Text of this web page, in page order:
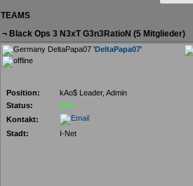
TEAMS
¬ Black Ops 3 N3xT G3n3RatioN (5 Mitglieder)
DeltaPapa07 'DeltaPapa07'
Position:
kAo$ Leader, Admin
Status:
aktiv
Kontakt:
Stadt:
I-Net